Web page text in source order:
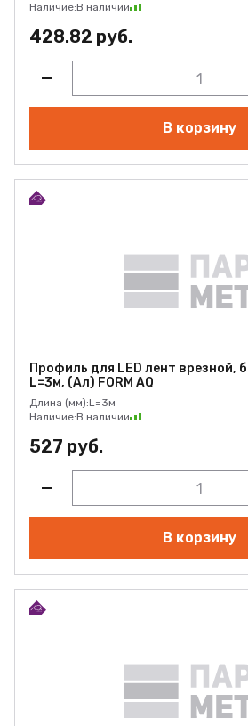
Наличие:В наличии
428.82 руб.
В корзину
Профиль для LED лент врезной,
L=3м, (Ал) FORM AQ
Длина (мм):L=3м
Наличие:В наличии
527 руб.
В корзину